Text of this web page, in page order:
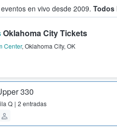
en vivo desde 2009. Todos
de entradas entre
Oklahoma City Tickets
Center, Oklahoma City, OK
330
Q 2 entradas